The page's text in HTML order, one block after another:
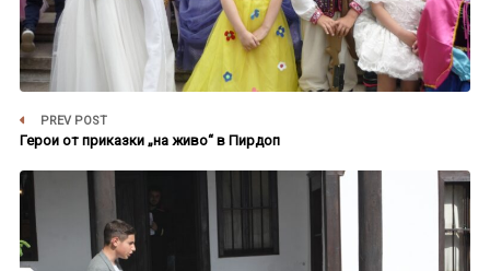
PREV POST
Герои от приказки „на живо“ в Пирдоп